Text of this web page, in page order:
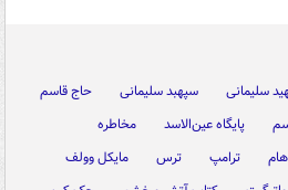
سلیمانی سپهبد سلیمانی
حاج قاسم
پایگاه عین‌الاسد
مخاطره
ترامپ ترس
مایکل وولف